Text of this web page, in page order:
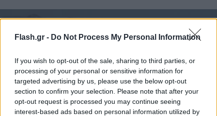
Flash.gr - Do Not Process My Personal Information
If you wish to opt-out of the sale, sharing to third parties, or
processing of your personal or sensitive information for
targeted advertising by us, please use the below opt-out
section to confirm your selection. Please note that after your
opt-out request is processed you may continue seeing
interest-based ads based on personal information utilized by